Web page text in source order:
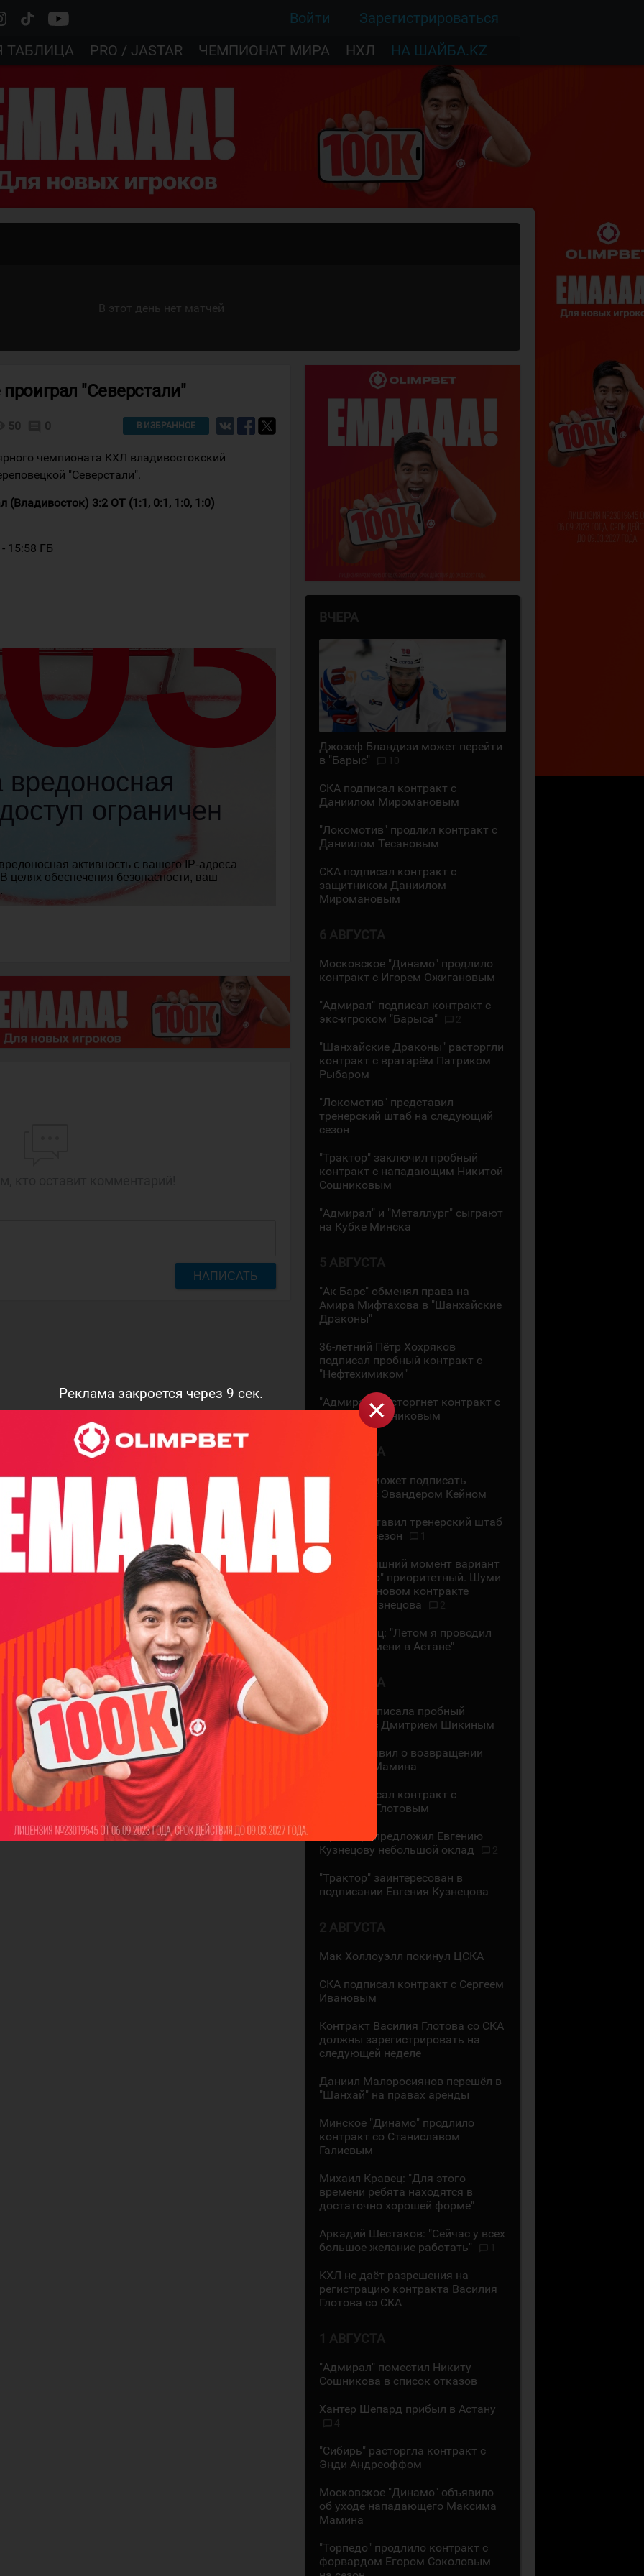
Реклама закроется через 7 сек.
Войти
Зарегистрироваться
ТАБЛИЦА PRO / JASTAR ЧЕМПИОНАТ МИРА НХЛ НА ШАЙБА.KZ
В этот день нет матчей
"Северстали"
50 0 В ИЗБРАННОЕ
чемпионата КХЛ владивостокский
"Северстали".
(Владивосток) 3:2 ОТ (1:1, 0:1, 1:0, 1:0)
15:58 ГБ
НАПИСАТЬ
ВЧЕРА
Джозеф Бландизи может перейти
в "Барыс"
10
СКА подписал контракт с
Даниилом Миромановым
"Локомотив" продлил контракт с
Даниилом Тесановым
СКА подписал контракт с
защитником Даниилом
Миромановым
6 АВГУСТА
Московское "Динамо" продлило
контракт с Игорем Ожигановым
"Адмирал" подписал контракт с
экс-игроком "Барыса"
"Шанхайские Драконы" расторгли
контракт с вратарём Патриком
Рыбаром
"Локомотив" представил
тренерский штаб на следующий
сезон
"Трактор" заключил пробный
контракт с нападающим Никитой
Сошниковым
"Адмирал" и "Металлург" сыграют
на Кубке Минска
5 АВГУСТА
"Ак Барс" обменял права на
Амира Мифтахова в "Шанхайские
Драконы"
36-летний Пётр Хохряков
подписал пробный контракт с
"Нефтехимиком"
"Адмирал" расторгнет контракт с
Никитой Сошниковым
4 АВГУСТА
"Ак Барс" может подписать
контракт с Эвандером Кейном
СКА представил тренерский штаб
на новый сезон
На сегодняшний момент вариант
с "Сибирью" приоритетный. Шуми
Бабаев - о новом контракте
Евгения Кузнецова
Даррен Диц: "Летом я проводил
много времени в Астане"
3 АВГУСТА
"Лада" подписала пробный
контракт с Дмитрием Шикиным
ЦСКА объявил о возвращении
Максима Мамина
СКА подписал контракт с
Василием Глотовым
"Трактор" предложил Евгению
Кузнецову небольшой оклад
"Трактор" заинтересован в
подписании Евгения Кузнецова
2 АВГУСТА
Мак Холлоуэлл покинул ЦСКА
СКА подписал контракт с Сергеем
Ивановым
Контракт Василия Глотова со СКА
должны зарегистрировать на
следующей неделе
Даниил Малоросиянов перешёл в
"Шанхай" на правах аренды
Минское "Динамо" продлило
контракт со Станиславом
Галиевым
Михаил Кравец: "Для этого
времени ребята находятся в
достаточно хорошей форме"
Аркадий Шестаков: "Сейчас у всех
большое желание работать"
КХЛ не даёт разрешения на
регистрацию контракта Василия
Глотова со СКА
1 АВГУСТА
"Адмирал" поместил Никиту
Сошникова в список отказов
Хантер Шепард прибыл в Астану
4
"Сибирь" расторгла контракт с
Энди Андреоффом
Московское "Динамо" объявило
об уходе нападающего Максима
Мамина
"Торпедо" продлило контракт с
форвардом Егором Соколовым